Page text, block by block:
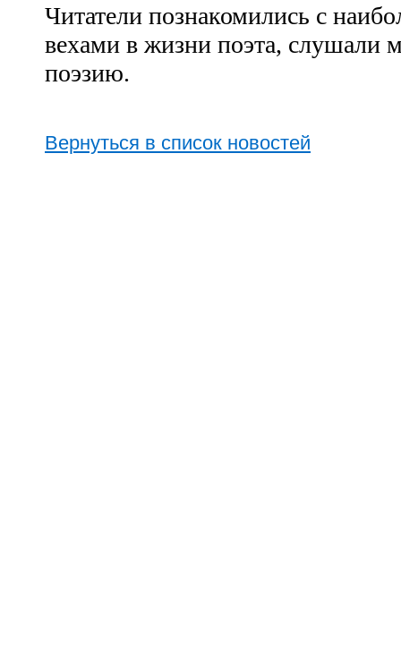
Читатели познакомились с
вехами в жизни поэта, слушали
поэзию.
Вернуться в список новостей